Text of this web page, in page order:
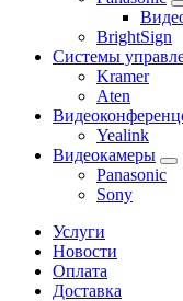
BrightSign
Системы
Kramer
Aten
Yealink
Видеокамеры
Panasonic
Sony
Услуги
Новости
Оплата
Доставка